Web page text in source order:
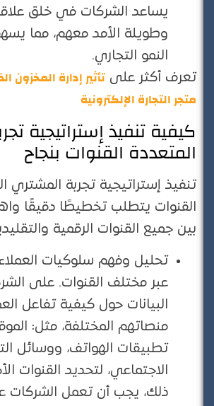
يساعد الشركات في خلق علاقة
وطويلة الأمد معهم، مما
النمو التجاري.
تعرف أكثر علىتأثير إدارة المخزون
متجر التجارة الإلكترونية
كيفية تنفيذ إستراتيجية
المتعددة القنوات بنجاح
تنفيذ إستراتيجية تجربة المشتري
القنوات يتطلب تخطيطًا دقيقًا
بين جميع القنوات الرقمية
تحليل وفهم سلوكيات العملاء
عبر مختلف القنوات. على
البيانات حول كيفية تفاعل
منصاتهم المختلفة، مثل: الموقع
تطبيقات الهواتف، ووسائل
الاجتماعي، لتحديد القنوات
ذلك، يجب أن تعمل الشركات